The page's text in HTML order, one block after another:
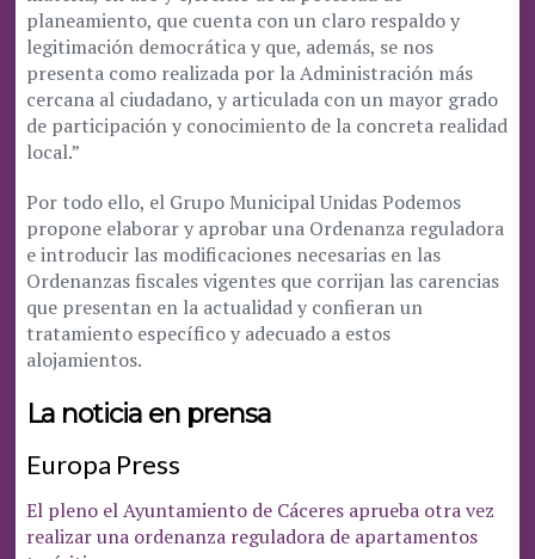
planeamiento, que cuenta con un claro respaldo y
legitimación democrática y que, además, se nos
presenta como realizada por la Administración más
cercana al ciudadano, y articulada con un mayor grado
de participación y conocimiento de la concreta realidad
local.”
Por todo ello, el Grupo Municipal Unidas Podemos
propone elaborar y aprobar una Ordenanza reguladora
e introducir las modificaciones necesarias en las
Ordenanzas fiscales vigentes que corrijan las carencias
que presentan en la actualidad y confieran un
tratamiento específico y adecuado a estos
alojamientos.
La noticia en prensa
Europa Press
El pleno el Ayuntamiento de Cáceres aprueba otra vez
realizar una ordenanza reguladora de apartamentos